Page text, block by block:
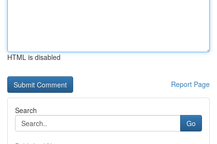
HTML is disabled
Report Page
Search
Go